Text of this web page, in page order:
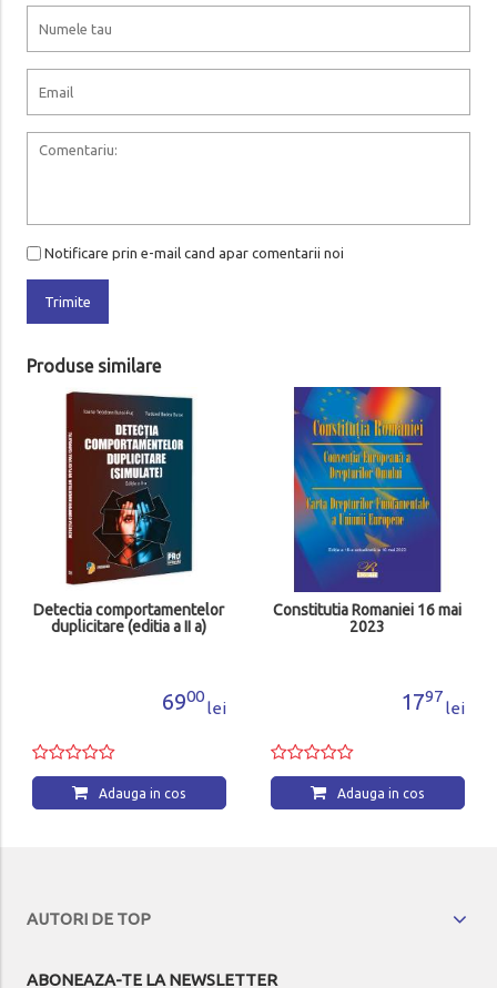
Notificare prin e-mail cand apar comentarii noi
Trimite
Produse similare
Detectia comportamentelor
duplicitare (editia a II a)
6900
lei
Adauga in cos
Constitutia Romaniei 16 mai
2023
1797
lei
Adauga in cos
AUTORI DE TOP
ABONEAZA-TE LA NEWSLETTER